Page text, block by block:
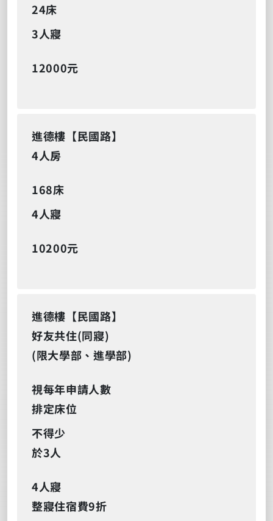
24床
3人寢
12000元
進德樓【民國路】
4人房
168床
4人寢
10200元
進德樓【民國路】
好友共住(同寢)
(限大學部、進學部)
視每年申請人數
排定床位
不得少
於3人
4人寢
整寢住宿費9折